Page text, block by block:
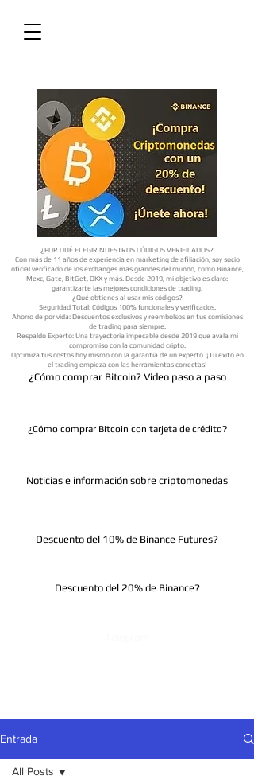
¿Cómo comprar Bitcoin? Video paso a paso
¿Cómo comprar Bitcoin con tarjeta de crédito?
Noticias e información sobre criptomonedas
Descuento del 20% de Binance?
Descuento del 10% de Binance Futures?
¿POR QUÉ ELEGIR NUESTROS CÓDIGOS VERIFICADOS?
Con más de 11 años de experiencia en marketing de afiliación, soy socio
oficial verificado de los exchanges más grandes del mundo, como Binance,
Mexc, Gate, BitGet, OKX y más. Desde 2019, mi objetivo es claro:
garantizarte las mejores condiciones de trading.
¿Qué obtienes al usar mis códigos?
Seguridad Total: Códigos 100% funcionales y verificados.
Ahorro de por vida: Descuentos exclusivos y reembolsos en tus comisiones
de trading para siempre.
Respaldo Experto: Una trayectoria impecable desde 2019 que avala mi
compromiso con la comunidad cripto.
Optimiza tus costos hoy mismo con la garantía de un experto. ¡Tu éxito en
el trading empieza con las herramientas correctas!
Entrada
All Posts